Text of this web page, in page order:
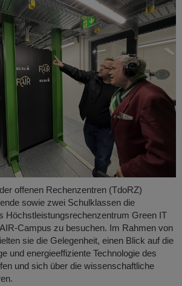
offenen Rechenzentren (TdoRZ)
sowie zwei Schulklassen die
Höchstleistungsrechenzentrum Green IT
Campus zu besuchen. Im Rahmen von
sie die Gelegenheit, einen Blick auf die
und energieeffiziente Technologie des
und sich über die wissenschaftliche